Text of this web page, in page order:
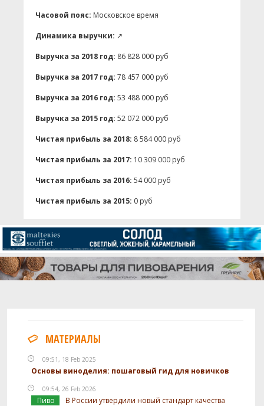
Часовой пояс: Московское время
Динамика выручки: ↗
Выручка за 2018 год: 86 828 000 руб
Выручка за 2017 год: 78 457 000 руб
Выручка за 2016 год: 53 488 000 руб
Выручка за 2015 год: 52 072 000 руб
Чистая прибыль за 2018: 8 584 000 руб
Чистая прибыль за 2017: 10 309 000 руб
Чистая прибыль за 2016: 54 000 руб
Чистая прибыль за 2015: 0 руб
МАТЕРИАЛЫ
09:51, 18 Feb 2025
Основы виноделия: пошаговый гид для новичков
09:54, 26 Feb 2026
Пиво
В России утвердили новый стандарт качества